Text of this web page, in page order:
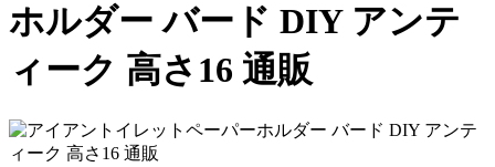
ホルダー バード DIY アンテ
ィーク 高さ16 通販